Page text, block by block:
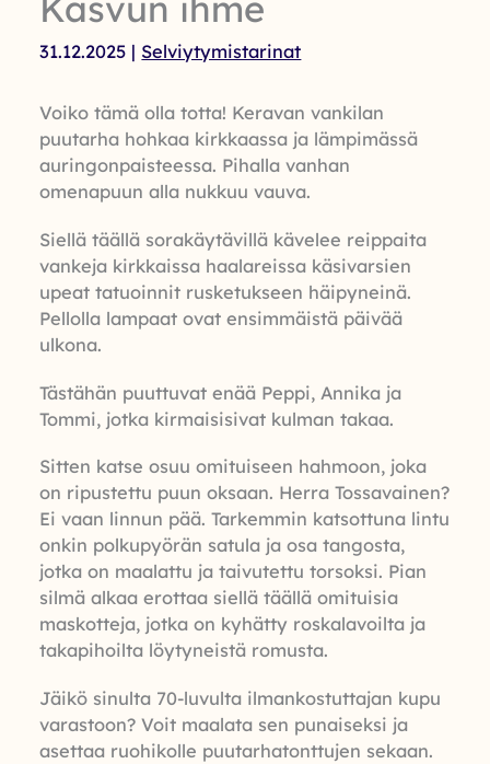
31.12.2025 | Selviytymistarinat
Voiko tämä olla totta! Keravan vankilan
puutarha hohkaa kirkkaassa ja lämpimässä
auringonpaisteessa. Pihalla vanhan
omenapuun alla nukkuu vauva.
Siellä täällä sorakäytävillä kävelee reippaita
vankeja kirkkaissa haalareissa käsivarsien
upeat tatuoinnit rusketukseen häipyneinä.
Pellolla lampaat ovat ensimmäistä päivää
ulkona.
Tästähän puuttuvat enää Peppi, Annika ja
Tommi, jotka kirmaisisivat kulman takaa.
Sitten katse osuu omituiseen hahmoon, joka
on ripustettu puun oksaan. Herra Tossavainen?
Ei vaan linnun pää. Tarkemmin katsottuna lintu
onkin polkupyörän satula ja osa tangosta,
jotka on maalattu ja taivutettu torsoksi. Pian
silmä alkaa erottaa siellä täällä omituisia
maskotteja, jotka on kyhätty roskalavoilta ja
takapihoilta löytyneistä romusta.
Jäikö sinulta 70-luvulta ilmankostuttajan kupu
varastoon? Voit maalata sen punaiseksi ja
asettaa ruohikolle puutarhatonttujen sekaan.